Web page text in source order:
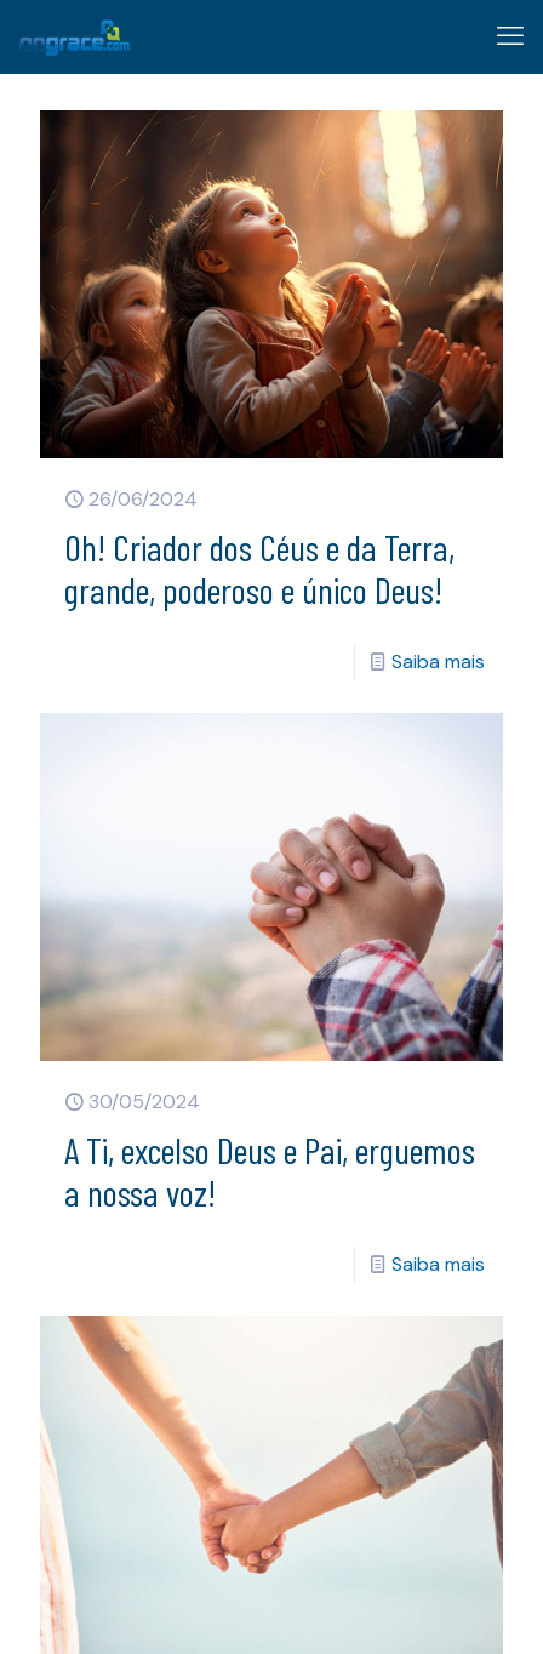
26/06/2024
Oh! Criador dos Céus e da Terra,
grande, poderoso e único Deus!
Saiba mais
30/05/2024
A Ti, excelso Deus e Pai, erguemos
a nossa voz!
Saiba mais